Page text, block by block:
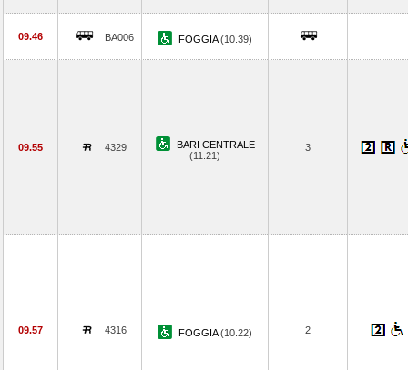
09.46 BA006 FOGGIA(10.39)
09.55 4329
BARI CENTRALE
(11.21)
3
09.57 4316 FOGGIA(10.22) 2